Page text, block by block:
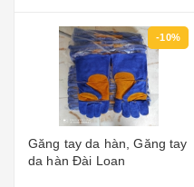
-8%
Găng tay bảo hộ, găng tay
sợi, Găng tay sơn đỏ